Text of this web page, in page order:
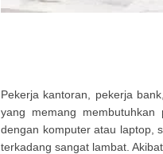
Pekerja kantoran, pekerja
yang memang membutuhkan
dengan komputer atau laptop,
terkadang sangat lambat.